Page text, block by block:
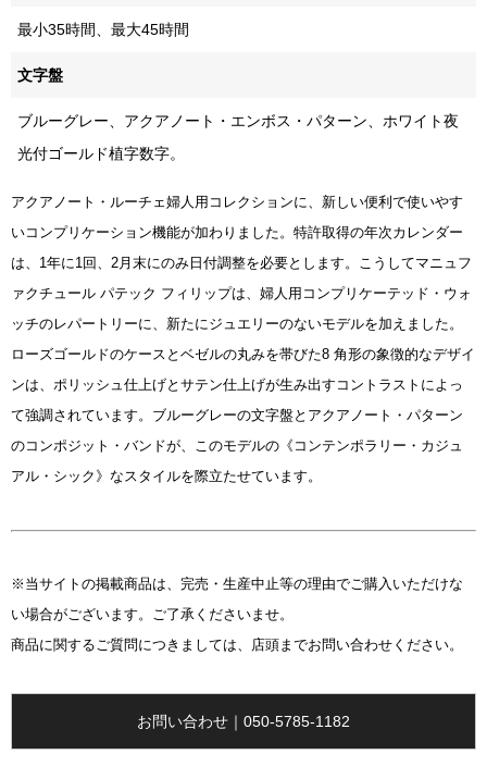
最小35時間、最大45時間
文字盤
ブルーグレー、アクアノート・エンボス・パターン、ホワイト夜
光付ゴールド植字数字。
アクアノート・ルーチェ婦人用コレクションに、新しい便利で使いやす
いコンプリケーション機能が加わりました。特許取得の年次カレンダー
は、1年に1回、2月末にのみ日付調整を必要とします。こうしてマニュフ
ァクチュール パテック フィリップは、婦人用コンプリケーテッド・ウォ
ッチのレパートリーに、新たにジュエリーのないモデルを加えました。
ローズゴールドのケースとベゼルの丸みを帯びた8 角形の象徴的なデザイ
ンは、ポリッシュ仕上げとサテン仕上げが生み出すコントラストによっ
て強調されています。ブルーグレーの文字盤とアクアノート・パターン
のコンポジット・バンドが、このモデルの《コンテンポラリー・カジュ
アル・シック》なスタイルを際立たせています。
※当サイトの掲載商品は、完売・生産中止等の理由でご購入いただけな
い場合がございます。ご了承くださいませ。
商品に関するご質問につきましては、店頭までお問い合わせください。
お問い合わせ｜050-5785-1182